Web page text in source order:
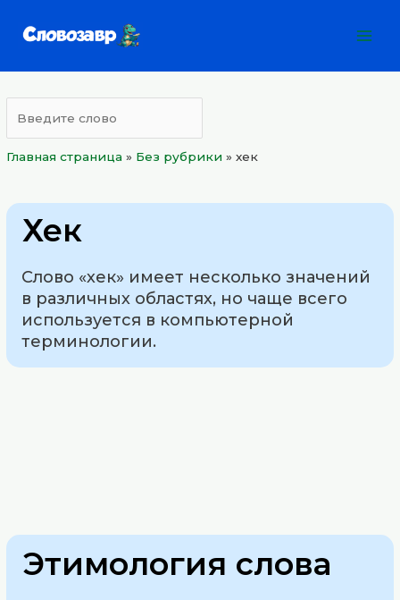
Главная страница » Без рубрики »хек
Хек
Слово «хек» имеет несколько значений
в различных областях, но чаще всего
используется в компьютерной
терминологии.
Этимология слова